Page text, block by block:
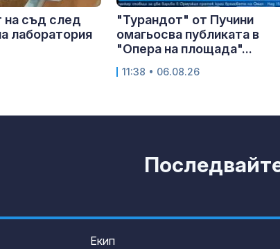
на съд след
лаборатория
"Турандот" от Пучини
омагьосва публиката в
"Опера на площада"...
11:38 • 06.08.26
Екип